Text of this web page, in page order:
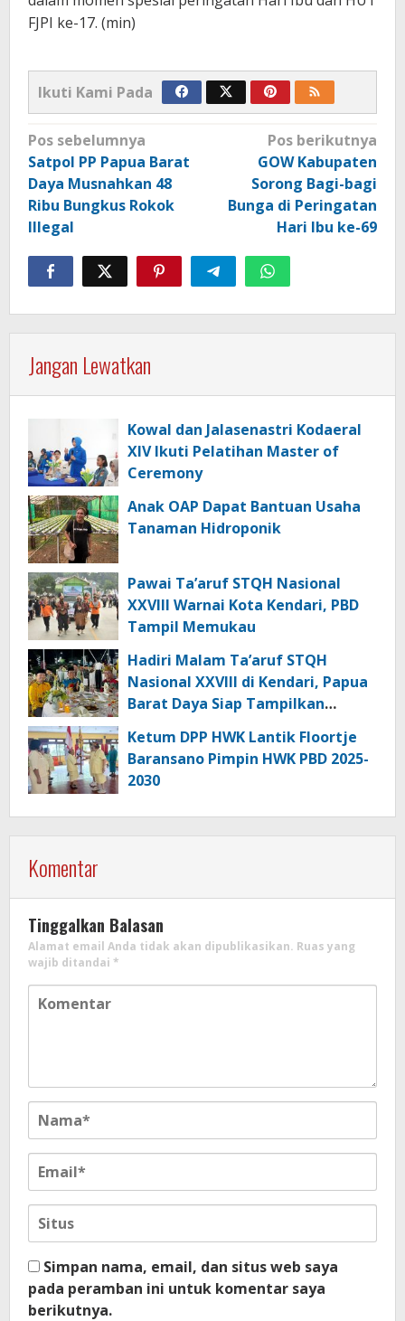
FJPI ke-17. (min)
Ikuti Kami Pada
Navigasi
pos
Pos sebelumnya
Satpol PP Papua Barat
Daya Musnahkan 48
Ribu Bungkus Rokok
Illegal
Pos berikutnya
GOW Kabupaten
Sorong Bagi-bagi
Bunga di Peringatan
Hari Ibu ke-69
Jangan Lewatkan
Kowal dan Jalasenastri Kodaeral
XIV Ikuti Pelatihan Master of
Ceremony
Anak OAP Dapat Bantuan Usaha
Tanaman Hidroponik
Pawai Ta’aruf STQH Nasional
XXVIII Warnai Kota Kendari, PBD
Tampil Memukau
Hadiri Malam Ta’aruf STQH
Nasional XXVIII di Kendari, Papua
Barat Daya Siap Tampilkan
Ketum DPP HWK Lantik Floortje
Baransano Pimpin HWK PBD 2025-
2030
Komentar
Tinggalkan Balasan
Alamat email Anda tidak akan dipublikasikan. Ruas yang
wajib ditandai *
Simpan nama, email, dan situs web saya
pada peramban ini untuk komentar saya
berikutnya.